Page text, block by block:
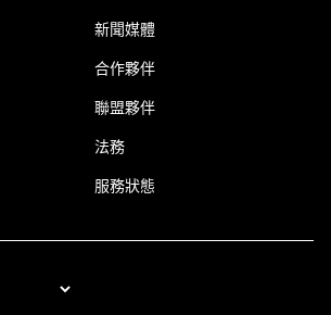
新聞媒體
合作夥伴
聯盟夥伴
法務
服務狀態